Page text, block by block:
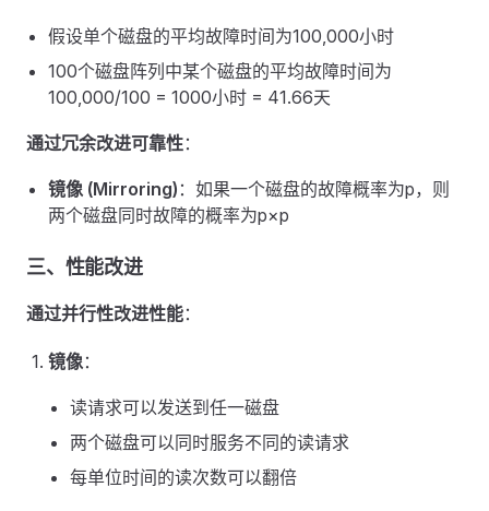
假设单个磁盘的平均故障时间为100,000小时
100个磁盘阵列中某个磁盘的平均故障时间为
100,000/100 = 1000小时 = 41.66天
通过冗余改进可靠性：
镜像 (Mirroring) ：如果一个磁盘的故障概率为p，则
两个磁盘同时故障的概率为p×p
三、性能改进
通过并行性改进性能：
镜像：
读请求可以发送到任一磁盘
两个磁盘可以同时服务不同的读请求
每单位时间的读次数可以翻倍